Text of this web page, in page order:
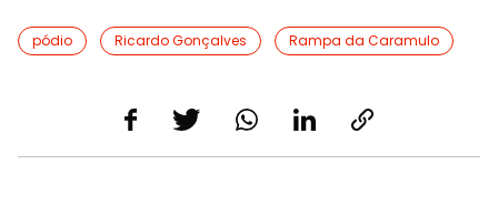
pódio Ricardo Gonçalves Rampa da Caramulo